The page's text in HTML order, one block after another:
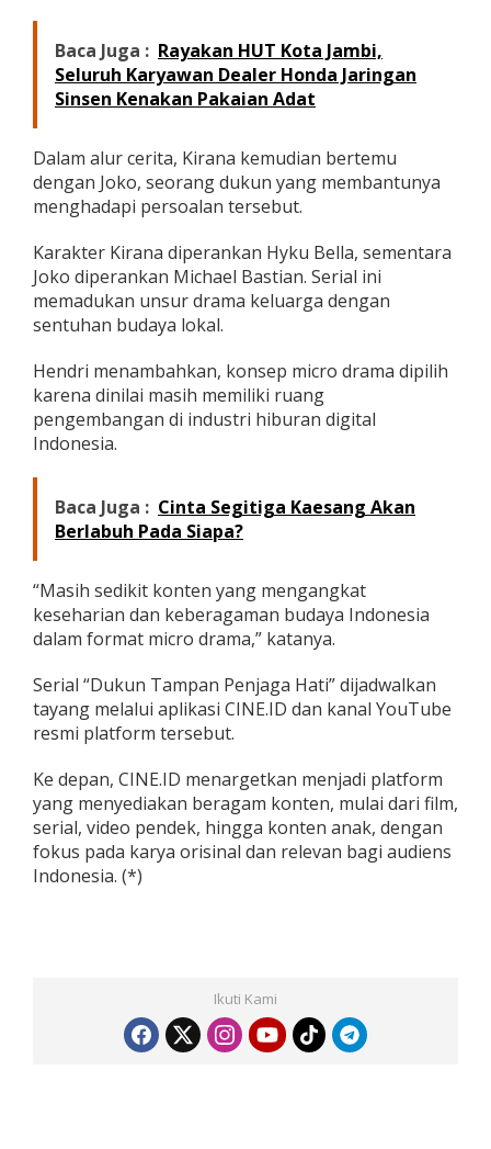
Baca Juga : Rayakan HUT Kota Jambi,
Seluruh Karyawan Dealer Honda Jaringan
Sinsen Kenakan Pakaian Adat
Dalam alur cerita, Kirana kemudian bertemu
dengan Joko, seorang dukun yang membantunya
menghadapi persoalan tersebut.
Karakter Kirana diperankan Hyku Bella, sementara
Joko diperankan Michael Bastian. Serial ini
memadukan unsur drama keluarga dengan
sentuhan budaya lokal.
Hendri menambahkan, konsep micro drama dipilih
karena dinilai masih memiliki ruang
pengembangan di industri hiburan digital
Indonesia.
Baca Juga : Cinta Segitiga Kaesang Akan
Berlabuh Pada Siapa?
“Masih sedikit konten yang mengangkat
keseharian dan keberagaman budaya Indonesia
dalam format micro drama,” katanya.
Serial “Dukun Tampan Penjaga Hati” dijadwalkan
tayang melalui aplikasi CINE.ID dan kanal YouTube
resmi platform tersebut.
Ke depan, CINE.ID menargetkan menjadi platform
yang menyediakan beragam konten, mulai dari film,
serial, video pendek, hingga konten anak, dengan
fokus pada karya orisinal dan relevan bagi audiens
Indonesia. (*)
Ikuti Kami